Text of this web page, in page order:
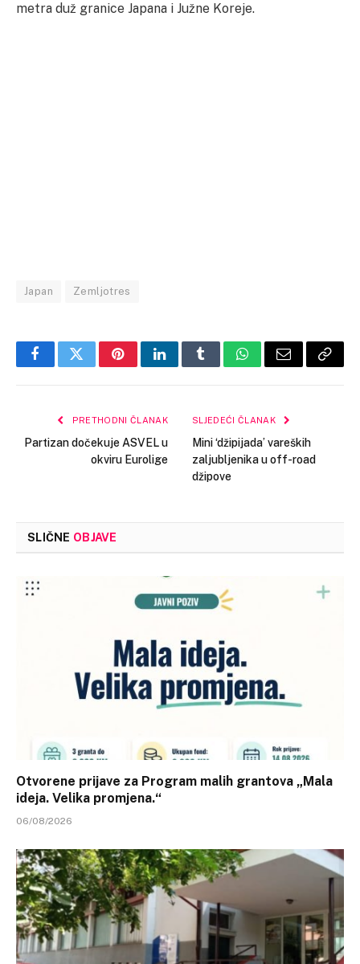
metra duž granice Japana i Južne Koreje.
Japan Zemljotres
FacebookTwitterPinterestLinkedInTumblrWhatsApp
Email Copy
PRETHODNI ČLANAK
Partizan dočekuje ASVEL u
okviru Eurolige
SLJEDEĆI ČLANAK
Mini ‘džipijada’ vareških
zaljubljenika u off-road
džipove
SLIČNE OBJAVE
Otvorene prijave za Program malih grantova „Mala
ideja. Velika promjena.“
06/08/2026